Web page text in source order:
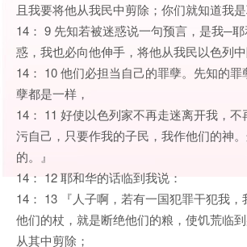
且我要将他从我民中剪除；你们就知道我是
14： 9 先知若被迷惑说一句预言，是我─
惑，我也必向他伸手，将他从我民以色列中
14： 10 他们必担当自己的罪孽。先知的
孽都是一样，
14： 11 好使以色列家不再走迷离开我，
污自己，只要作我的子民，我作他们的神
的。』
14： 12 耶和华的话临到我说：
14： 13 『人子啊，若有一国犯罪干犯我
他们的杖，就是断绝他们的粮，使饥荒临
从其中剪除；